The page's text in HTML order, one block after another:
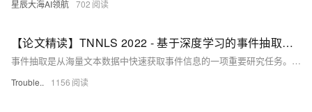
星辰大海AI领航 702
【论文精读】TNNLS 2022 - 基于深度学习的事件抽取研究综述
事件抽取是从海量文本数据中快速获取事件信息的一项重要研究任务。随着深度学习的快速发展，基于深度学习技术的事件抽取已成为研究热点。文献中提出了许多方法、数据集和评估指标，这增加全面更新调研的需求。
Trouble.. 1156